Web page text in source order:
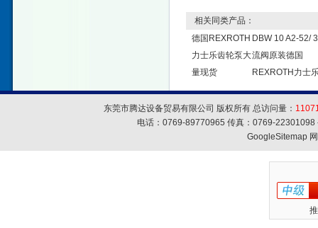
相关同类产品：
德国REXROTH
力士乐齿轮泵大
量现货
DBW 10 A2-52/
流阀原装德国
REXROTH力士
东莞市腾达设备贸易有限公司 版权所有 总访问量：
电话：0769-89770965 传真：0769-
GoogleSitemap网